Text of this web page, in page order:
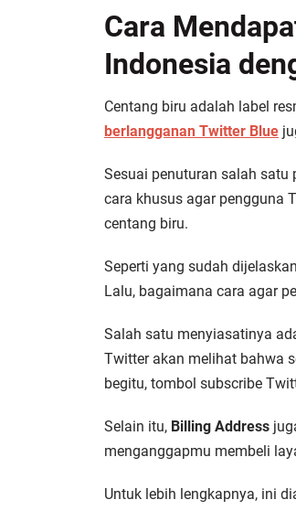
Cara
Indonesia
Centang biru adalah label
berlangganan Twitter Blue
Sesuai penuturan salah satu
cara khusus agar pengguna
centang biru.
Seperti yang sudah
Lalu, bagaimana cara agar
Salah satu menyiasatinya
Twitter akan melihat bahwa
begitu, tombol subscribe
Selain itu, Billing Address
menganggapmu membeli
Untuk lebih lengkapnya, ini